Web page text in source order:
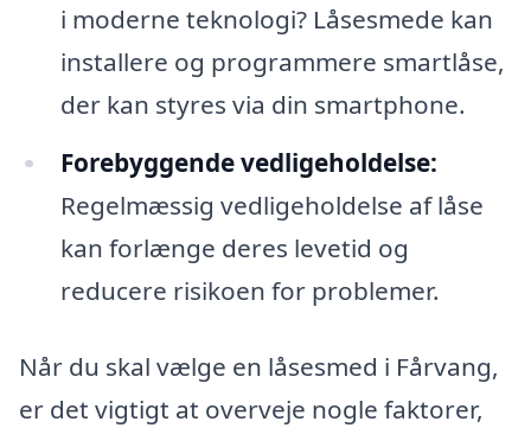
i moderne teknologi? Låsesmede kan
installere og programmere smartlåse,
der kan styres via din smartphone.
Forebyggende vedligeholdelse:
Regelmæssig vedligeholdelse af låse
kan forlænge deres levetid og
reducere risikoen for problemer.
Når du skal vælge en låsesmed i Fårvang,
er det vigtigt at overveje nogle faktorer,